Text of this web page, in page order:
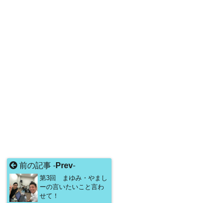
前の記事 -Prev-
第3回 まゆみ・やまし
ーの言いたいこと言わ
せて！